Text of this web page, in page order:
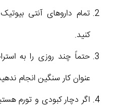
تمام داروهای آنتی
کنید.
حتماً چند روزی را به
عنوان کار سنگین انجام
اگر دچار کبودی و تورم